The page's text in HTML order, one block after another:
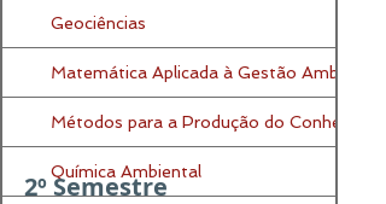
Geociências
Matemática Aplicada à Gestão Ambiental
Métodos para a Produção do
Química Ambiental
2º Semestre